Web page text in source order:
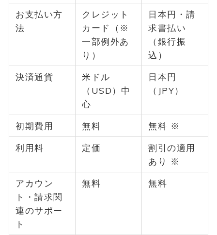
お支払い方
法
クレジット
カード（※
一部例外あ
り）
日本円・請
求書払い
（銀行振
込）
決済通貨
米ドル
（USD）中
心
日本円
（JPY）
初期費用 無料 無料 ※
利用料 定価
割引の適用
あり ※
アカウン
ト・請求関
連のサポー
ト
無料 無料